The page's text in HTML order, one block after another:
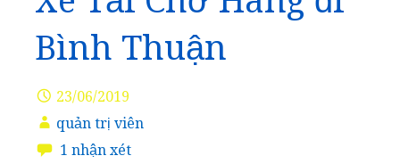
Bình Thuận
23/06/2019
quản trị viên
1 nhận xét